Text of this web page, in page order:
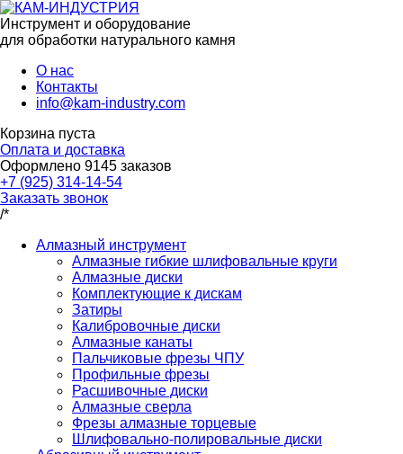
Инструмент и оборудование
для обработки натурального камня
О нас
Контакты
info@kam-industry.com
Корзина пуста
Оплата и доставка
Оформлено 9145 заказов
+7 (925) 314-14-54
Заказать звонок
/*
Алмазный инструмент
Алмазные гибкие шлифовальные круги
Алмазные диски
Комплектующие к дискам
Затиры
Калибровочные диски
Алмазные канаты
Пальчиковые фрезы ЧПУ
Профильные фрезы
Расшивочные диски
Алмазные сверла
Фрезы алмазные торцевые
Шлифовально-полировальные диски